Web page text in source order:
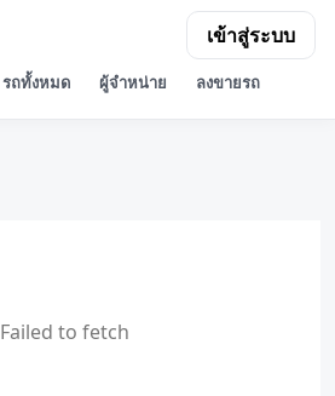
รถทั้งหมด ผู้จำหน่าย ลงขายรถ
เข้าสู่ระบบ
Failed to fetch